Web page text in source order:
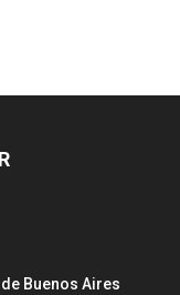
Buenos Aires